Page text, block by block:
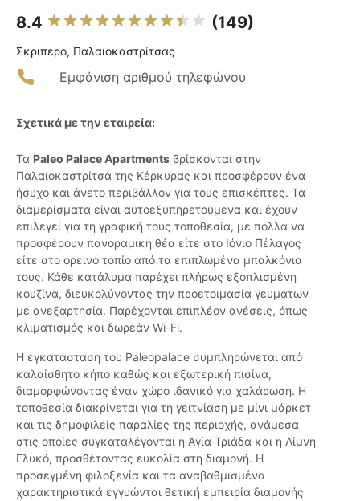
8.4 (149)
Σκριπερο, Παλαιοκαστρίτσας
Εμφάνιση αριθμού τηλεφώνου
Σχετικά με την εταιρεία:
Τα Paleo Palace Apartments βρίσκονται στην
Παλαιοκαστρίτσα της Κέρκυρας και προσφέρουν ένα
ήσυχο και άνετο περιβάλλον για τους επισκέπτες. Τα
διαμερίσματα είναι αυτοεξυπηρετούμενα και έχουν
επιλεγεί για τη γραφική τους τοποθεσία, με πολλά να
προσφέρουν πανοραμική θέα είτε στο Ιόνιο Πέλαγος
είτε στο ορεινό τοπίο από τα επιπλωμένα μπαλκόνια
τους. Κάθε κατάλυμα παρέχει πλήρως εξοπλισμένη
κουζίνα, διευκολύνοντας την προετοιμασία γευμάτων
με ανεξαρτησία. Παρέχονται επιπλέον ανέσεις, όπως
κλιματισμός και δωρεάν Wi-Fi.
Η εγκατάσταση του Paleopalace συμπληρώνεται από
καλαίσθητο κήπο καθώς και εξωτερική πισίνα,
διαμορφώνοντας έναν χώρο ιδανικό για χαλάρωση. Η
τοποθεσία διακρίνεται για τη γειτνίαση με μίνι μάρκετ
και τις δημοφιλείς παραλίες της περιοχής, ανάμεσα
στις οποίες συγκαταλέγονται η Αγία Τριάδα και η Λίμνη
Γλυκό, προσθέτοντας ευκολία στη διαμονή. Η
προσεγμένη φιλοξενία και τα αναβαθμισμένα
χαρακτηριστικά εγγυώνται θετική εμπειρία διαμονής